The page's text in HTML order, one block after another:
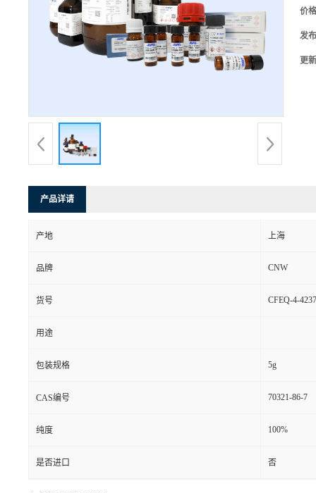
价
发
更
产品详请
产地 上海
品牌 CNW
货号 CFEQ-4-
用途
包装规格 5g
CAS编号 70321-86-7
纯度 100%
是否进口 否